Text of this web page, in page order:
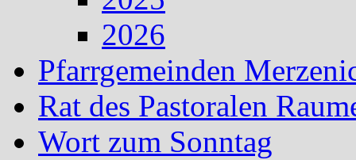
2026
Pfarrgemeinden
Rat des Pastoralen
Wort zum Sonntag